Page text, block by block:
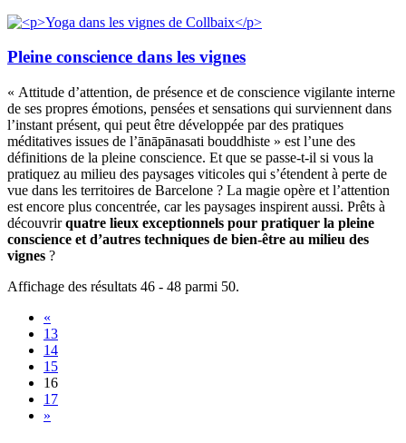
Pleine conscience dans les vignes
« Attitude d’attention, de présence et de conscience vigilante interne
de ses propres émotions, pensées et sensations qui surviennent dans
l’instant présent, qui peut être développée par des pratiques
méditatives issues de l’ānāpānasati bouddhiste » est l’une des
définitions de la pleine conscience. Et que se passe-t-il si vous la
pratiquez au milieu des paysages viticoles qui s’étendent à perte de
vue dans les territoires de Barcelone ? La magie opère et l’attention
est encore plus concentrée, car les paysages inspirent aussi. Prêts à
découvrirquatre lieux exceptionnels pour pratiquer la pleine
conscience et d’autres techniques de bien-être au milieu des
vignes ?
Affichage des résultats 46 - 48 parmi 50.
«
13
14
15
16
17
»